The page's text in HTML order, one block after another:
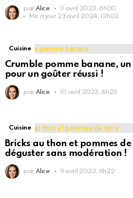
par Alice
11 avril 2023, 6h00
Mis à jour 23 avril 2024, 12h02
Cuisine
Crumble pomme banane,
pour un goûter réussi !
par Alice 10 avril 2023, 6h23
Cuisine
Bricks au thon et pommes
déguster sans modération !
par Alice 9 avril 2023, 6h22